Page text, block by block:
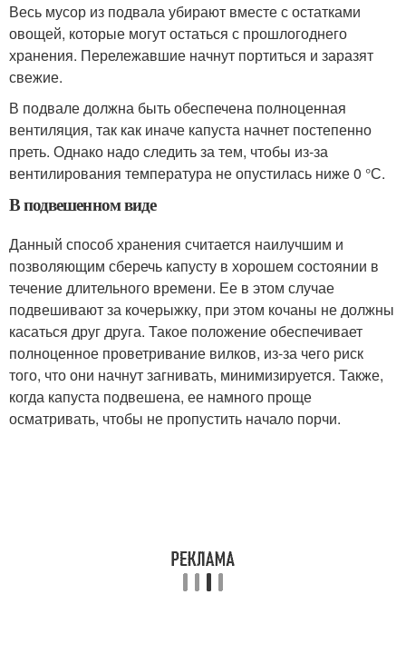
Весь мусор из подвала убирают вместе с остатками
овощей, которые могут остаться с прошлогоднего
хранения. Перележавшие начнут портиться и заразят
свежие.
В подвале должна быть обеспечена полноценная
вентиляция, так как иначе капуста начнет постепенно
преть. Однако надо следить за тем, чтобы из-за
вентилирования температура не опустилась ниже 0 °С.
В подвешенном виде
Данный способ хранения считается наилучшим и
позволяющим сберечь капусту в хорошем состоянии в
течение длительного времени. Ее в этом случае
подвешивают за кочерыжку, при этом кочаны не должны
касаться друг друга. Такое положение обеспечивает
полноценное проветривание вилков, из-за чего риск
того, что они начнут загнивать, минимизируется. Также,
когда капуста подвешена, ее намного проще
осматривать, чтобы не пропустить начало порчи.